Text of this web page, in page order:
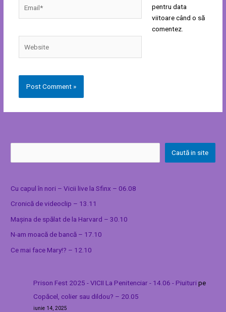
pentru data
viitoare când o să
comentez.
Caută in site
Cu capul în nori – Vicii live la Sfinx – 06.08
Cronică de videoclip – 13.11
Mașina de spălat de la Harvard – 30.10
N-am moacă de bancă – 17.10
Ce mai face Mary!? – 12.10
Prison Fest 2025 - VICII La Penitenciar - 14.06 - Piuituripe
Copăcel, colier sau dildou? – 20.05
iunie 14, 2025